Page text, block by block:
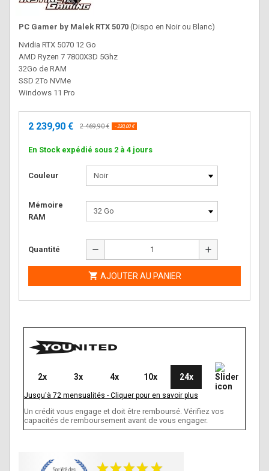
PC Gamer by Malek RTX 5070 (Dispo en Noir ou Blanc)
Nvidia RTX 5070 12 Go
AMD Ryzen 7 7800X3D 5Ghz
32Go de RAM
SSD 2To NVMe
Windows 11 Pro
2 239,90 € 2 469,90 € - 230,00 €
En Stock expédié sous 2 à 4 jours
Couleur
Mémoire
RAM
Quantité remove add
 AJOUTER AU PANIER
2x 3x 4x 10x 24x
Jusqu'à 72 mensualités - Cliquer pour en savoir plus
Un crédit vous engage et doit être remboursé. Vérifiez vos
capacités de remboursement avant de vous engager.